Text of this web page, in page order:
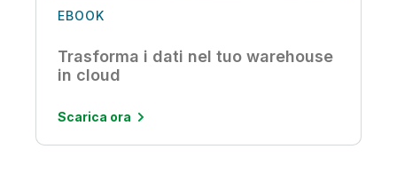
EBOOK
Trasforma i dati nel tuo warehouse
in cloud
Scarica ora